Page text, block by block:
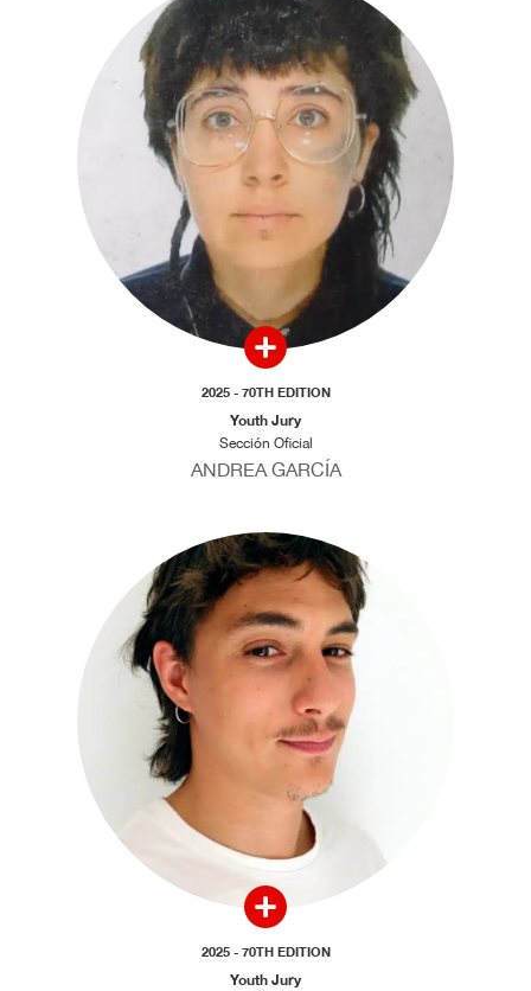
2025 - 70TH EDITION
Youth Jury
Sección Oficial
ANDREA GARCÍA
2025 - 70TH EDITION
Youth Jury